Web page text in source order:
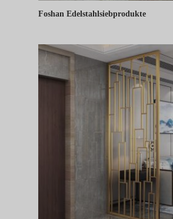
Foshan Edelstahlsiebprodukte